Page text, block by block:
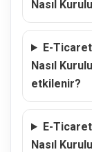
Nasıl
E-
Nasıl
etkilenir?
E-
Nasıl